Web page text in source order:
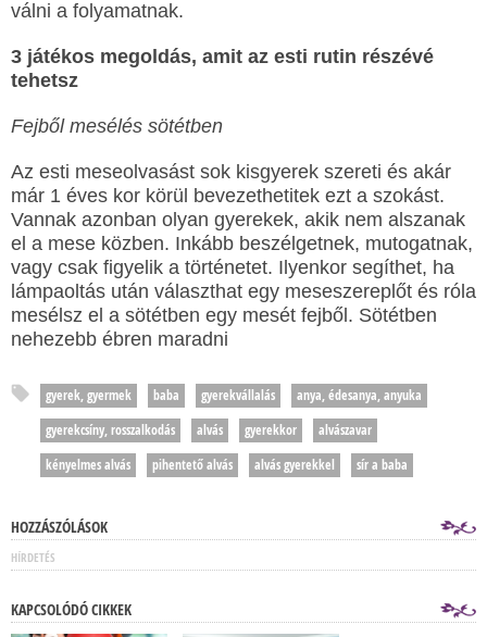
válni a folyamatnak.
3 játékos megoldás, amit az esti rutin részévé
tehetsz
Fejből mesélés sötétben
Az esti meseolvasást sok kisgyerek szereti és akár
már 1 éves kor körül bevezethetitek ezt a szokást.
Vannak azonban olyan gyerekek, akik nem alszanak
el a mese közben. Inkább beszélgetnek, mutogatnak,
vagy csak figyelik a történetet. Ilyenkor segíthet, ha
lámpaoltás után választhat egy meseszereplőt és róla
mesélsz el a sötétben egy mesét fejből. Sötétben
nehezebb ébren maradni
gyerek, gyermek baba gyerekvállalás
anya, édesanya, anyuka
gyerekcsíny, rosszalkodás
alvás gyerekkor
alvászavar
kényelmes alvás
pihentető alvás alvás gyerekkel sír a baba
HOZZÁSZÓLÁSOK
HÍRDETÉS
KAPCSOLÓDÓ CIKKEK